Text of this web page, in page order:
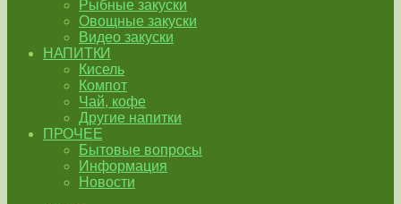
Рыбные закуски
Овощные закуски
Видео закуски
НАПИТКИ
Кисель
Компот
Чай, кофе
Другие напитки
ПРОЧЕЕ
Бытовые вопросы
Информация
Новости